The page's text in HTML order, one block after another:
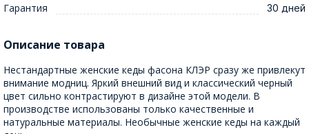
Гарантия 30 дней
Описание товара
Нестандартные женские кеды фасона КЛЭР сразу же привлекут
внимание модниц. Яркий внешний вид и классический черный
цвет сильно контрастируют в дизайне этой модели. В
производстве использованы только качественные и
натуральные материалы. Необычные женские кеды на каждый